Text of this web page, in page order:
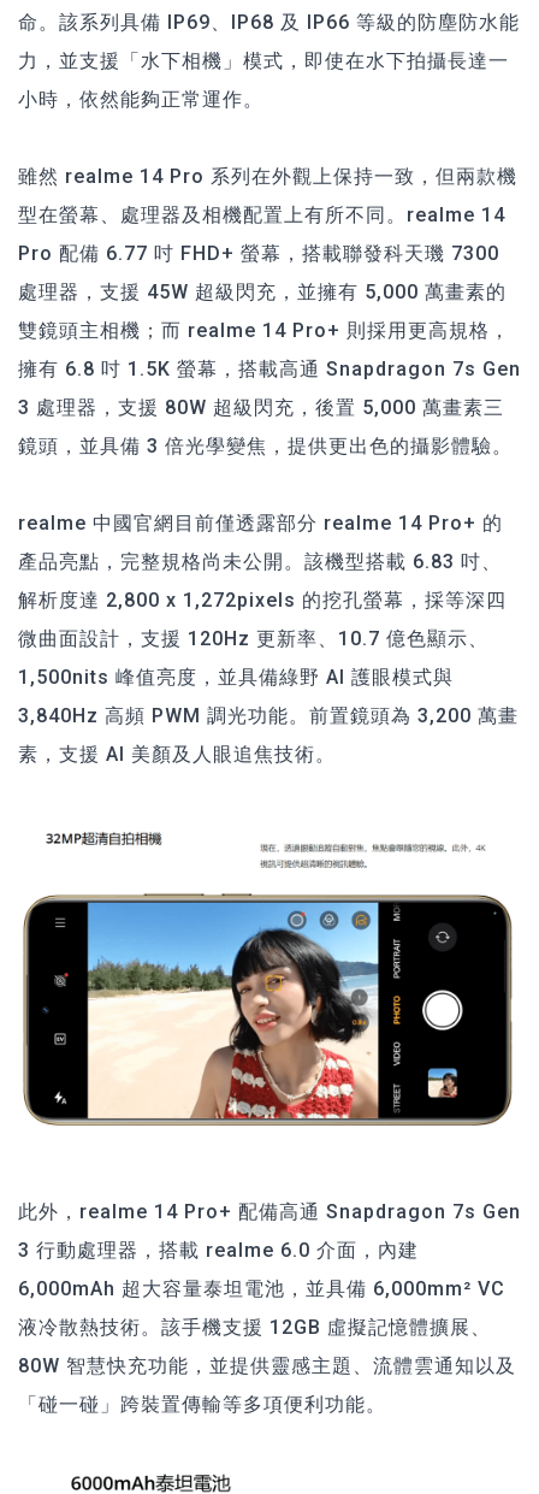
命。該系列具備 IP69、IP68 及 IP66 等級的防塵防水能
力，並支援「水下相機」模式，即使在水下拍攝長達一
小時，依然能夠正常運作。
雖然 realme 14 Pro 系列在外觀上保持一致，但兩款機
型在螢幕、處理器及相機配置上有所不同。realme 14
Pro 配備 6.77 吋 FHD+ 螢幕，搭載聯發科天璣 7300
處理器，支援 45W 超級閃充，並擁有 5,000 萬畫素的
雙鏡頭主相機；而 realme 14 Pro+ 則採用更高規格，
擁有 6.8 吋 1.5K 螢幕，搭載高通 Snapdragon 7s Gen
3 處理器，支援 80W 超級閃充，後置 5,000 萬畫素三
鏡頭，並具備 3 倍光學變焦，提供更出色的攝影體驗。
realme 中國官網目前僅透露部分 realme 14 Pro+ 的
產品亮點，完整規格尚未公開。該機型搭載 6.83 吋、
解析度達 2,800 x 1,272pixels 的挖孔螢幕，採等深四
微曲面設計，支援 120Hz 更新率、10.7 億色顯示、
1,500nits 峰值亮度，並具備綠野 AI 護眼模式與
3,840Hz 高頻 PWM 調光功能。前置鏡頭為 3,200 萬畫
素，支援 AI 美顏及人眼追焦技術。
此外，realme 14 Pro+ 配備高通 Snapdragon 7s Gen
3 行動處理器，搭載 realme 6.0 介面，內建
6,000mAh 超大容量泰坦電池，並具備 6,000mm² VC
液冷散熱技術。該手機支援 12GB 虛擬記憶體擴展、
80W 智慧快充功能，並提供靈感主題、流體雲通知以及
「碰一碰」跨裝置傳輸等多項便利功能。